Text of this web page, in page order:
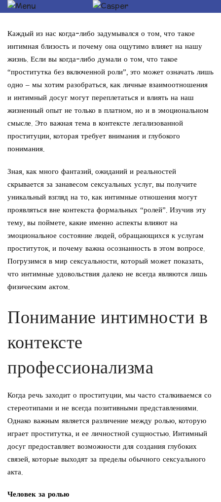
Каждый из нас когда-либо задумывался о том, что такое
интимная близость и почему она ощутимо влияет на нашу
жизнь. Если вы когда-либо думали о том, что такое
“проститутка без включенной роли”, это может означать лишь
одно – мы хотим разобраться, как личные взаимоотношения
и интимный досуг могут переплетаться и влиять на наш
жизненный опыт не только в платном, но и в эмоциональном
смысле. Это важная тема в контексте легализованной
проституции, которая требует внимания и глубокого
понимания.
Зная, как много фантазий, ожиданий и реальностей
скрывается за занавесом сексуальных услуг, вы получите
уникальный взгляд на то, как интимные отношения могут
проявляться вне контекста формальных “ролей”. Изучив эту
тему, вы поймете, какие именно аспекты влияют на
эмоциональное состояние людей, обращающихся к услугам
проституток, и почему важна осознанность в этом вопросе.
Погрузимся в мир сексуальности, который может показать,
что интимные удовольствия далеко не всегда являются лишь
физическим актом.
Понимание интимности в
контексте
профессионализма
Когда речь заходит о проституции, мы часто сталкиваемся со
стереотипами и не всегда позитивными представлениями.
Однако важным является различение между ролью, которую
играет проститутка, и ее личностной сущностью. Интимный
досуг предоставляет возможности для создания глубоких
связей, которые выходят за пределы обычного сексуального
акта.
Человек за ролью